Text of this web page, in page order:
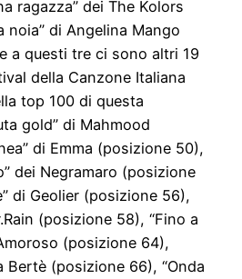
ragazza” dei The Kolors
noia” di Angelina Mango
a questi tre ci sono altri 19
della Canzone Italiana
top 100 di questa
gold” di Mahmood
di Emma (posizione 50),
dei Negramaro (posizione
di Geolier (posizione 56),
(posizione 58), “Fino a
(posizione 64),
Bertè (posizione 66), “Onda